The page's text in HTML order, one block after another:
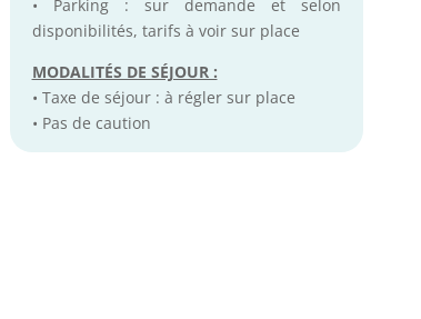
• Parking : sur demande et selon
disponibilités, tarifs à voir sur place
MODALITÉS DE SÉJOUR :
• Taxe de séjour : à régler sur place
• Pas de caution